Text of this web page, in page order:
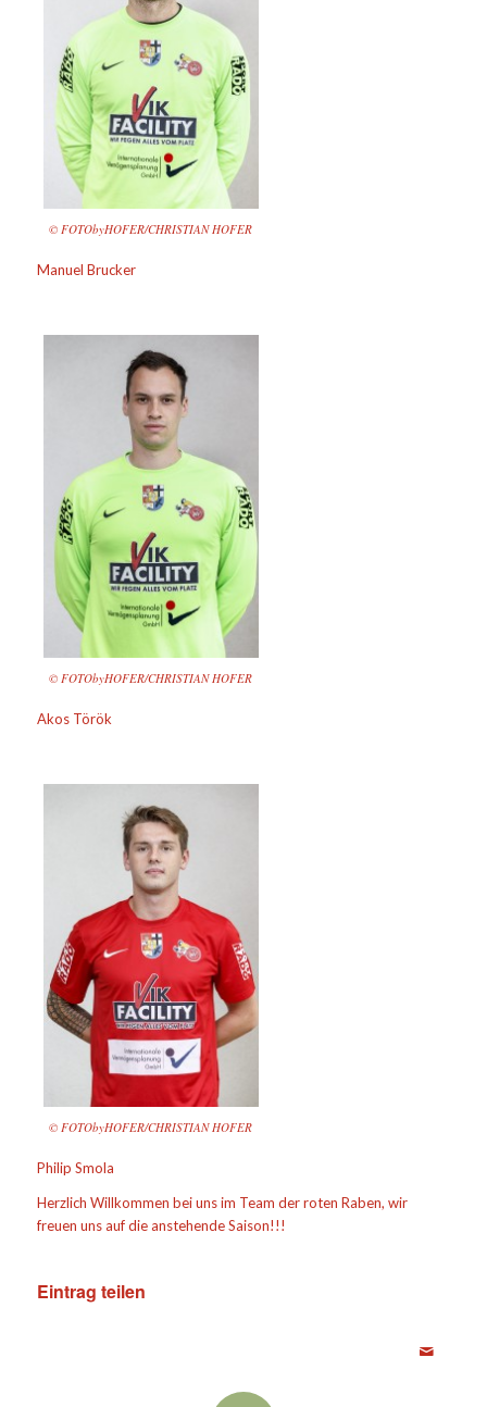
© FOTObyHOFER/CHRISTIAN HOFER
Manuel Brucker
© FOTObyHOFER/CHRISTIAN HOFER
Akos Török
© FOTObyHOFER/CHRISTIAN HOFER
Philip Smola
Herzlich Willkommen bei uns im Team der roten Raben, wir
freuen uns auf die anstehende Saison!!!
Eintrag teilen